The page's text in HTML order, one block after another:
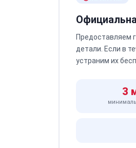
Предоставляем
детали. Если в
устраним их
3